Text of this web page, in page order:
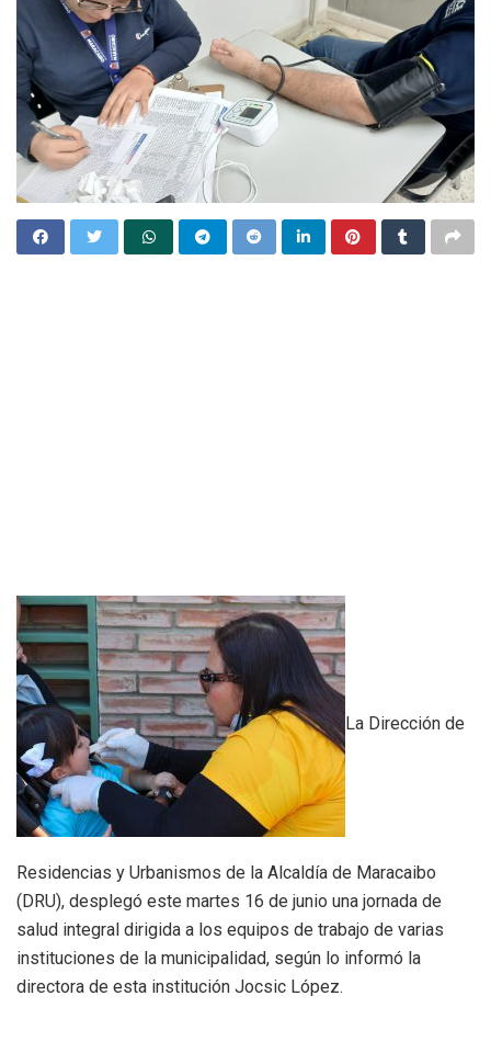
La Dirección de
Residencias y Urbanismos de la Alcaldía de Maracaibo
(DRU), desplegó este martes 16 de junio una jornada de
salud integral dirigida a los equipos de trabajo de varias
instituciones de la municipalidad, según lo informó la
directora de esta institución Jocsic López.